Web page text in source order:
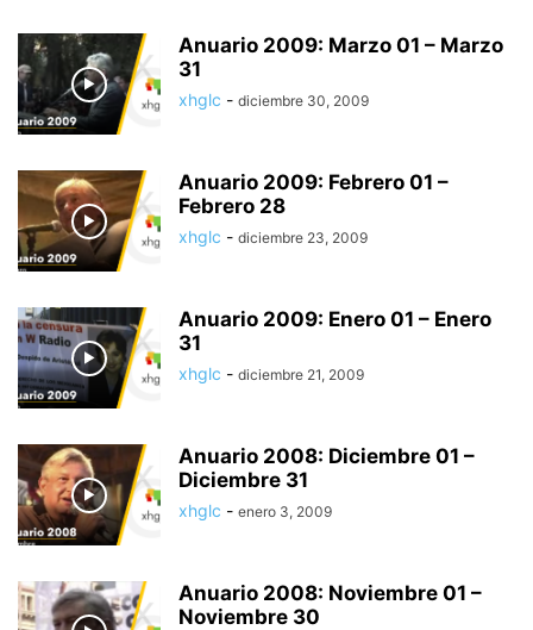
Anuario 2009: Marzo 01 – Marzo
31
xhglc - diciembre 30, 2009
Anuario 2009: Febrero 01 –
Febrero 28
xhglc - diciembre 23, 2009
Anuario 2009: Enero 01 – Enero
31
xhglc - diciembre 21, 2009
Anuario 2008: Diciembre 01 –
Diciembre 31
xhglc - enero 3, 2009
Anuario 2008: Noviembre 01 –
Noviembre 30